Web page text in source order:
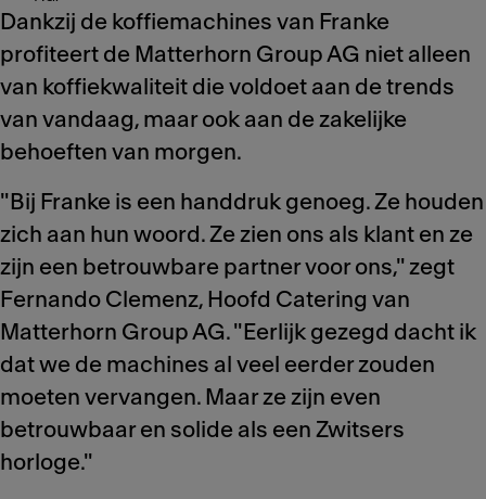
Dankzij de koffiemachines van Franke
profiteert de Matterhorn Group AG niet alleen
van koffiekwaliteit die voldoet aan de trends
van vandaag, maar ook aan de zakelijke
behoeften van morgen.
"Bij Franke is een handdruk genoeg. Ze houden
zich aan hun woord. Ze zien ons als klant en ze
zijn een betrouwbare partner voor ons," zegt
Fernando Clemenz, Hoofd Catering van
Matterhorn Group AG. "Eerlijk gezegd dacht ik
dat we de machines al veel eerder zouden
moeten vervangen. Maar ze zijn even
betrouwbaar en solide als een Zwitsers
horloge."